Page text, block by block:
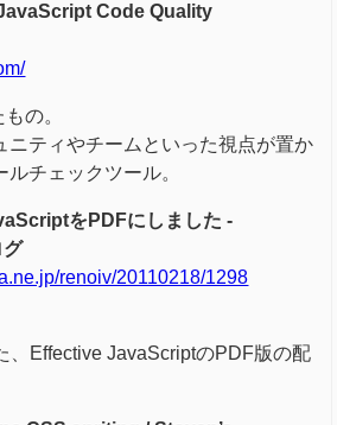
Code Quality
の。
ニティやチームといった視点が置か
チェックツール。
をPDFにしました -
グ
renoiv/20110218/1298
、Effective JavaScriptのPDF版の配